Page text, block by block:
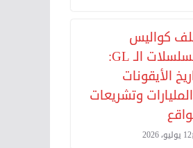
كواليس
مسلسلات الـ GL:
الأيقونات
وتشريعات
12 يوليو، 2026